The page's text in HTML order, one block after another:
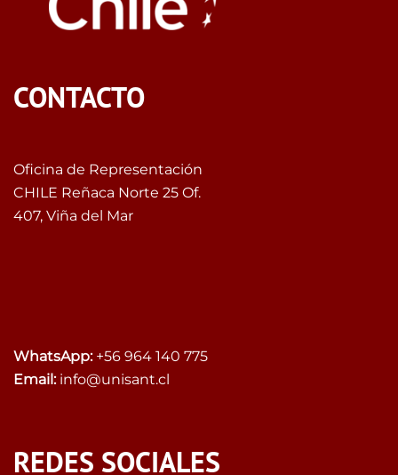
CONTACTO
Oficina de Representación
CHILE Reñaca Norte 25 Of.
407, Viña del Mar
WhatsApp:+56 964 140 775
Email:info@unisant.cl
REDES SOCIALES